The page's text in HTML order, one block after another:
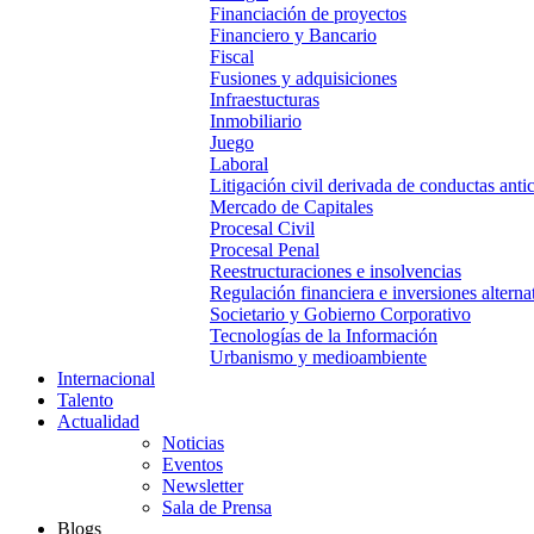
Financiación de proyectos
Financiero y Bancario
Fiscal
Fusiones y adquisiciones
Infraestucturas
Inmobiliario
Juego
Laboral
Litigación civil derivada de conductas
Mercado de Capitales
Procesal Civil
Procesal Penal
Reestructuraciones e insolvencias
Regulación financiera e inversiones
Societario y Gobierno Corporativo
Tecnologías de la Información
Urbanismo y medioambiente
Internacional
Talento
Actualidad
Noticias
Eventos
Newsletter
Sala de Prensa
Blogs